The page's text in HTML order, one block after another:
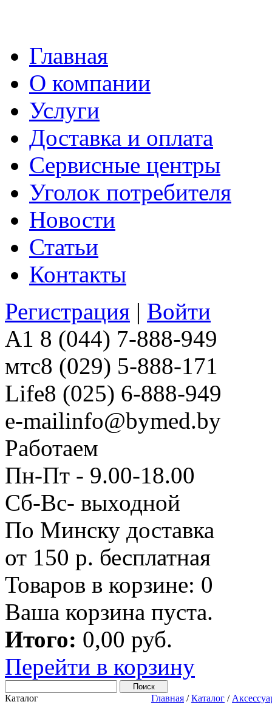
Главная
О компании
Услуги
Доставка и оплата
Сервисные центры
Уголок потребителя
Новости
Статьи
Контакты
Регистрация | Войти
A1 8 (044) 7-888-949
мтс8 (029) 5-888-171
Life8 (025) 6-888-949
e-mailinfo@bymed.by
Работаем
Пн-Пт - 9.00-18.00
Сб-Вс- выходной
По Минску доставка
от 150 р. бесплатная
Товаров в корзине: 0
Ваша корзина пуста.
Итого: 0,00 руб.
Перейти в корзину
Каталог
Главная /Каталог /